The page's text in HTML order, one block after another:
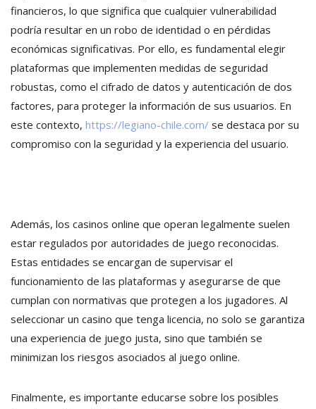
financieros, lo que significa que cualquier vulnerabilidad
podría resultar en un robo de identidad o en pérdidas
económicas significativas. Por ello, es fundamental elegir
plataformas que implementen medidas de seguridad
robustas, como el cifrado de datos y autenticación de dos
factores, para proteger la información de sus usuarios. En
este contexto, https://legiano-chile.com/ se destaca por su
compromiso con la seguridad y la experiencia del usuario.
Además, los casinos online que operan legalmente suelen
estar regulados por autoridades de juego reconocidas.
Estas entidades se encargan de supervisar el
funcionamiento de las plataformas y asegurarse de que
cumplan con normativas que protegen a los jugadores. Al
seleccionar un casino que tenga licencia, no solo se garantiza
una experiencia de juego justa, sino que también se
minimizan los riesgos asociados al juego online.
Finalmente, es importante educarse sobre los posibles